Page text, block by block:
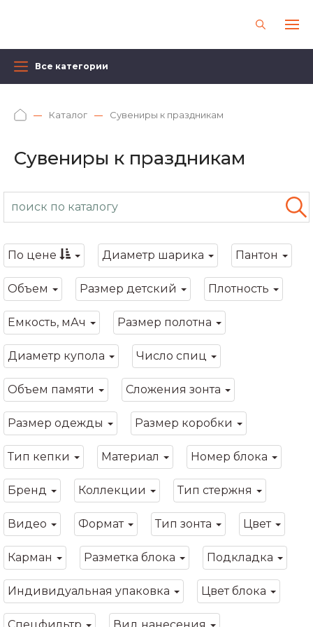
Все категории
Каталог Сувениры к праздникам
Сувениры к праздникам
По цене Диаметр шарика Пантон
Объем Размер детский Плотность
Емкость, мАч Размер полотна
Диаметр купола Число спиц
Объем памяти Сложения зонта
Размер одежды Размер коробки
Тип кепки Материал Номер блока
Бренд Коллекции Тип стержня
Видео Формат Тип зонта Цвет
Карман Разметка блока Подкладка
Индивидуальная упаковка Цвет блока